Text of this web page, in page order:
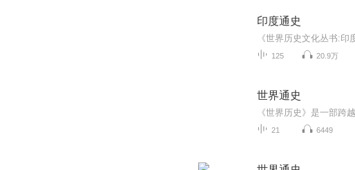
印度通史
125 20.9万
世界通史
21 6449